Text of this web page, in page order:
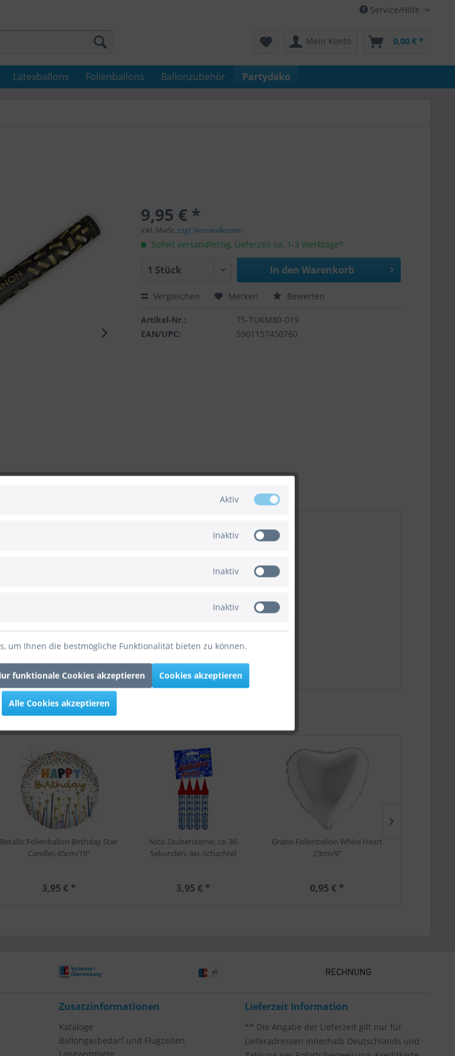
Service/Hilfe
Mein Konto 0,00 € *
Latexballons Folienballons Ballonzubehör Partydeko
9,95 € *
inkl. MwSt.zzgl. Versandkosten
Sofort versandfertig, Lieferzeit ca. 1-3 Werktage*
In den Warenkorb
Vergleichen Merken Bewerten
Artikel-Nr.:
75-TUKM80-019
EAN/UPC:
5901157450760
Betallic Folienballon Birthday Star
Candles 45cm/18"
3,95 € *
Nico Zaubersterne, ca. 30
Sekunden, 4er-Schachtel
3,95 € *
Grabo Folienballon White Heart
23cm/9"
0,95 € *
Zusatzinformationen
Kataloge
Ballongasbedarf und Flugzeiten
Lieferzeit Information
** Die Angabe der Lieferzeit gilt nur für
Lieferadressen innerhalb Deutschlands und
Aktiv
Inaktiv
Inaktiv
Inaktiv
um Ihnen die bestmögliche Funktionalität bieten zu können.
funktionale Cookies akzeptieren Cookies akzeptieren
Alle Cookies akzeptieren